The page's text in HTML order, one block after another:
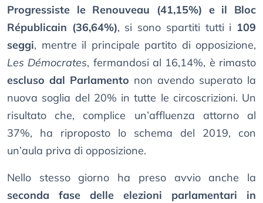
Progressiste le Renouveau (41,15%) e il Bloc
Républicain (36,64%), si sono spartiti tutti i 109
seggi, mentre il principale partito di opposizione,
Les Démocrates, fermandosi al 16,14%, è rimasto
escluso dal Parlamento non avendo superato la
nuova soglia del 20% in tutte le circoscrizioni. Un
risultato che, complice un’affluenza attorno al
37%, ha riproposto lo schema del 2019, con
un’aula priva di opposizione.
Nello stesso giorno ha preso avvio anche la
seconda fase delle elezioni parlamentari in